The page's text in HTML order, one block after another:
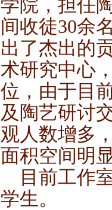
学院，担任
间收徒30余
出了杰出的
术研究中心
位，由于目
及陶艺研讨
观人数增多
面积空间明
目前工作
学生。